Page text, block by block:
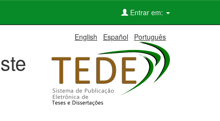
Entrar em:
English Español Português